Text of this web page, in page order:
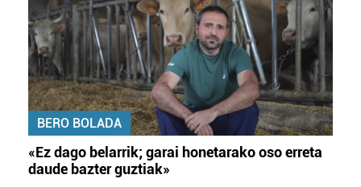
BERO BOLADA
«Ez dago belarrik; garai honetarako oso erreta
daude bazter guztiak»